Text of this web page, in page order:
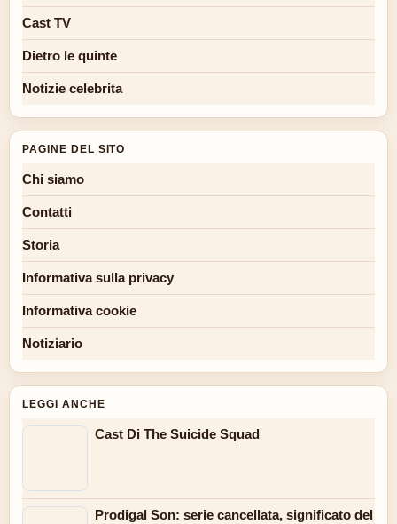
Cast TV
Dietro le quinte
Notizie celebrita
PAGINE DEL SITO
Chi siamo
Contatti
Storia
Informativa sulla privacy
Informativa cookie
Notiziario
LEGGI ANCHE
Cast Di The Suicide Squad
Prodigal Son: serie cancellata, significato del